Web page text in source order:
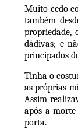
Muito cedo
também
propriedade,
dádivas; e
principados
Tinha o
as próprias
Assim
após a
porta.